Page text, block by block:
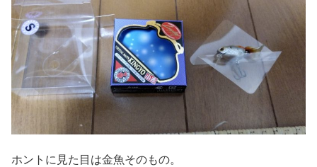
ホントに見た目は金魚そのもの。